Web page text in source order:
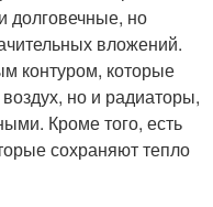
долговечные, но
вложений.
контуром, которые
но и радиаторы,
Кроме того, есть
сохраняют тепло